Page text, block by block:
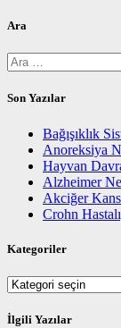
Ara
Arama:
Son Yazılar
Bağışıklık
Anoreksiya
Hayvan
Alzheimer
Akciğer
Crohn
Kategoriler
Kategoriler
İlgili Yazılar